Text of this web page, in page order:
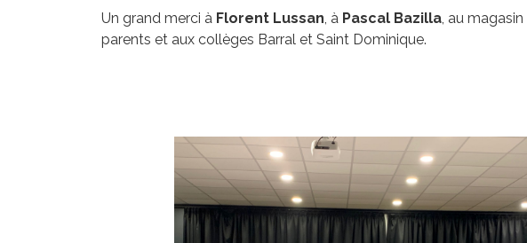
Un grand merci à Florent Lussan, à Pascal Bazilla, au magasin
parents et aux collèges Barral et Saint Dominique.